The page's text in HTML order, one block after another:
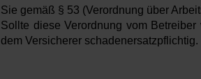
Sie gemäß § 53 (Verordnung über
Sollte diese Verordnung vom
dem Versicherer schadenersatzpflichtig.